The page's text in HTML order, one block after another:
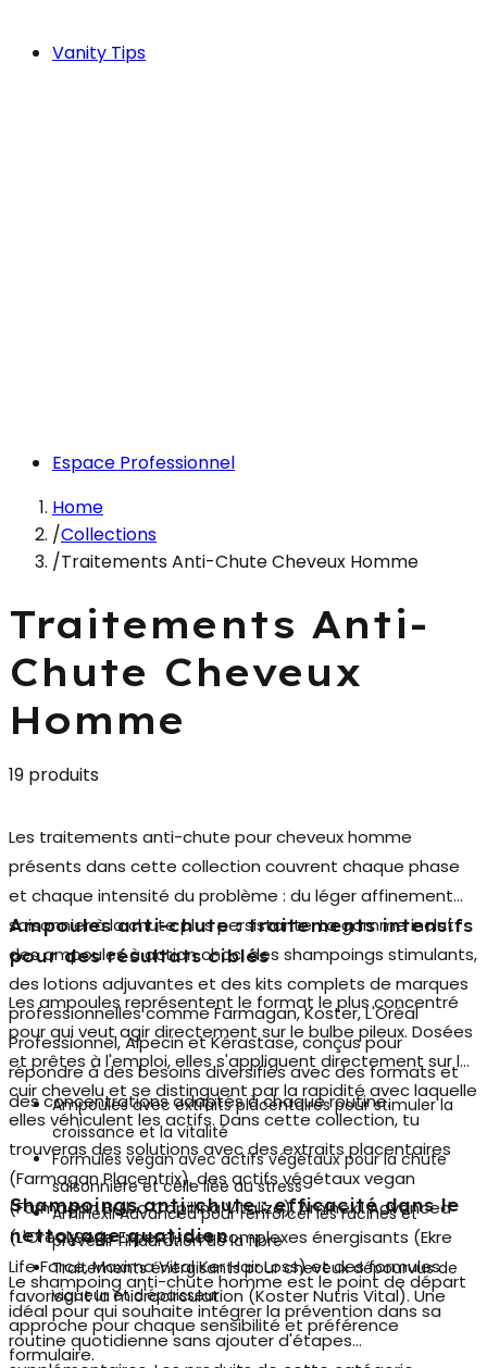
Vanity Tips
Espace Professionnel
Home
/Collections
/Traitements Anti-Chute Cheveux Homme
Traitements Anti-
Chute Cheveux
Homme
19 produits
Les traitements anti-chute pour cheveux homme
présents dans cette collection couvrent chaque phase
et chaque intensité du problème : du léger affinement
saisonnier à la chute plus persistante. La gamme inclut
desampoules à action choc, des shampoings stimulants,
des lotions adjuvantes et des kits complets de marques
professionnelles comme Farmagan, Koster, L'Oréal
Professionnel, Alpecin et Kérastase, conçus pour
répondre à des besoins diversifiés avec des formats et
des concentrations adaptés à chaque routine.
Ampoules anti-chute : traitements intensifs
pour des résultats ciblés
Les ampoules représentent le format le plus concentré
pour qui veut agir directement sur le bulbe pileux. Dosées
et prêtes à l'emploi, elles s'appliquent directement sur le
cuir chevelu et se distinguent par la rapidité avec laquelle
elles véhiculent les actifs. Dans cette collection, tu
trouveras des solutions avec des extraits placentaires
(Farmagan Placentrix), des actifs végétaux vegan
(Farmagan Bulbo Capillina Vitalize), Aminexil Advanced
(L'Oréal Serie Expert), des complexes énergisants (Ekre
Life Force, Maxima Vital Ker Hair Loss) et des formules
favorisant la microcirculation (Koster Nutris Vital). Une
approche pour chaque sensibilité et préférence
formulaire.
Ampoules avec extraits placentaires pour stimuler la
croissance et la vitalité
Formules vegan avec actifs végétaux pour la chute
saisonnière et celle liée au stress
Aminexil Advanced pour renforcer les racines et
prévenir l'induration de la fibre
Traitements énergisants pour cheveux dépourvus de
vigueur et d'épaisseur
Shampoings anti-chute : efficacité dans le
nettoyage quotidien
Le shampoing anti-chute homme est le point de départ
idéal pour qui souhaite intégrer la prévention dans sa
routine quotidienne sans ajouter d'étapes